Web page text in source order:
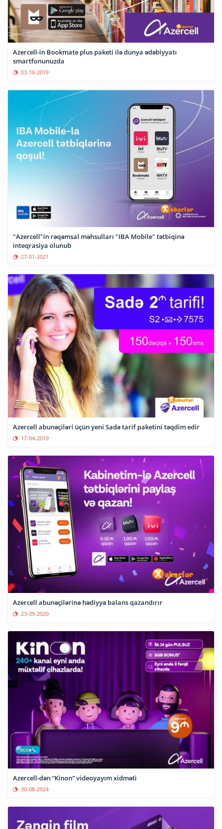
Azercell-in Bookmate plus paketi ilə dünya ədəbiyyatı
smartfonunuzda
03-10-2019
"Azercell"in rəqəmsal məhsulları "IBA Mobile" tətbiqinə
inteqrasiya olunub
27-01-2021
Azercell abunəçiləri üçün yeni Sadə tarif paketini təqdim edir
17-04-2019
Azercell abunəçilərinə hədiyyə balans qazandırır
23-09-2020
Azercell-dən “Kinon” videoyayım xidməti
30-08-2024